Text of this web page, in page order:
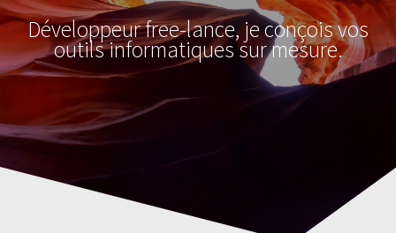
Développeur free-lance, je conçois vos
outils informatiques sur mesure.